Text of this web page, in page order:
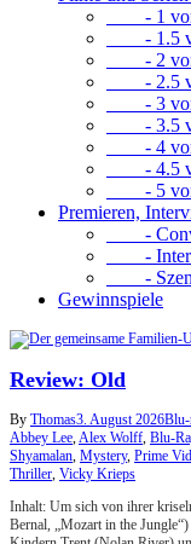
- 1 von
- 1.5
- 2 von
- 2.5
- 3 von
- 3.5
- 4 von
- 4.5
- 5 von
Premieren,
-
-
-
Gewinnspiele
Review: Old
By Thomas3. August 2026Blu-
Abbey Lee,Alex Wolff, Blu-
Shyamalan, Mystery, Prime
Thriller, Vicky Krieps
Inhalt: Um sich von ihrer
Bernal, „Mozart in the